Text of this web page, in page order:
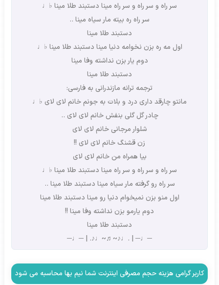
سر راه و سر راه و سر راه مینا دستبند طلا مینا ♭♩
سر راه ره بیته مار سیاه مینا ..
دستبند طلا مینا
اول مه ره بزن نخوامه دنیا مینا دستبند طلا مینا ♭♩
دوم یار بزن نداشته وفا مینا
دستبند طلا مینا
ترجمه ترانه مازندرانی به فارسی:
مانتو چارقد داری درد و بلات به جونم خانم لای لای ♭♩
چادر گل گلی بنفش خانم لای لای ..
شلوار مرجانی خانم لای لای
زن قشنگ خانم لای لای !!
بیا همراه من خانم لای لای
سر راه و سر راه و سر راه مینا دستبند طلا مینا ♭♩
سر راه رو گرفته مار سیاه مینا دستبند طلا مینا ..
اول منو بزن نمیخوام دنیا رو مینا دستبند طلا مینا
دوم یارمو بزن نداشته وفا مینا !!
دستبند طلا مینا
─♩─ | .♩♪~♬~♩♪. | ─♩─
کاربر گرامی هزینه حجم مصرفی اینترنت شما نیم بها محاسبه می شود